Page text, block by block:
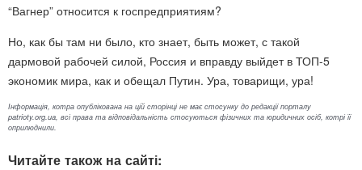
“Вагнер” относится к госпредприятиям?
Но, как бы там ни было, кто знает, быть может, с такой
дармовой рабочей силой, Россия и вправду выйдет в ТОП-5
экономик мира, как и обещал Путин. Ура, товарищи, ура!
Інформація, котра опублікована на цій сторінці не має стосунку до редакції порталу
patrioty.org.ua, всі права та відповідальність стосуються фізичних та юридичних осіб, котрі її
оприлюднили.
Читайте також на сайті: